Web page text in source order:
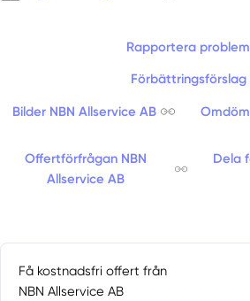
Rapportera problem
Förbättringsförslag
Bilder NBN Allservice AB
Offertförfrågan NBN
Allservice AB
Dela
Få kostnadsfri offert från
NBN Allservice AB